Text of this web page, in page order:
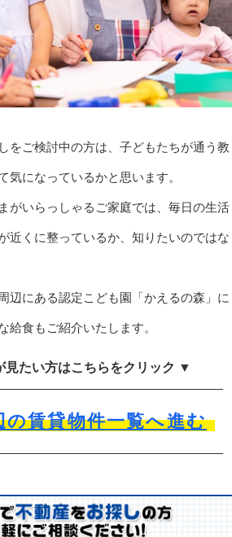
をご検討中の方は、子どもたちが通う教
気になっているかと思います。
がいらっしゃるご家庭では、毎日の生活
近くに整っているか、知りたいのではな
辺にある認定こども園「かえるの森」に
給食もご紹介いたします。
見たい方はこちらをクリック ▼
の賃貸物件一覧へ進む